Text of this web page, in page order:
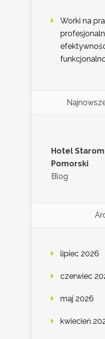
Worki na
Hotel
Pomorski
Blog
lipiec 2026
czerwiec
maj 2026
kwiecień